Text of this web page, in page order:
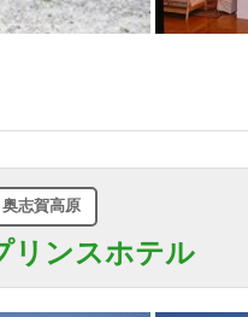
リンスホテル
志賀高原